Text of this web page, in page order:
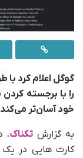
گوگل اعلام کرد
را با برجسته کردن
خود آسان‌تر
به گزارشتکناک،
کارت هایی در